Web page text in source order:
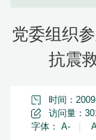
党委组织
抗震
时间：
访问量：
字体： A-